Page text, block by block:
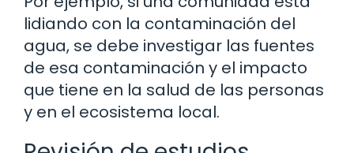
lidiando con la contaminación del
agua, se debe investigar las fuentes
de esa contaminación y el impacto
que tiene en la salud de las personas
y en el ecosistema local.